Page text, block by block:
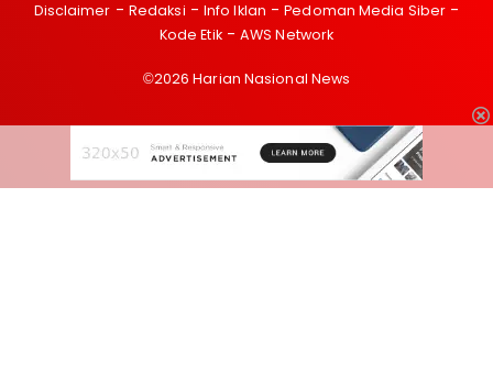
Disclaimer Redaksi Info Iklan
Pedoman Media Siber
Kode Etik
AWS Network
©2026 Harian Nasional News